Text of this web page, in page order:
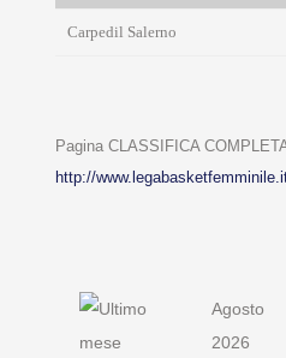
Carpedil Salerno
Pagina CLASSIFICA
http://
Agosto
2026